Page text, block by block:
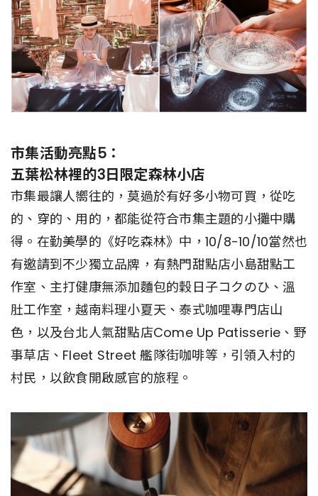
市集活動亮點5：
五葉松林裡的3日限定森林小店
市集最讓人嚮往的，莫過於有好多小物可買，從吃
的、穿的、用的，都能從符合市集主題的小攤中購
得。在勤美學的《好吃森林》中，10/8-10/10當然也
有邀請到不少獨立品牌，有熱門甜點店小島甜點工
作室、主打健康無添加麵包的穀日子コクのひ、溫
肚工作室，越南料理小夏天、泰式咖哩專門店山
色，以及台北人氣甜點店Come Up Patisserie、野
事草店、Fleet Street 艦隊街咖啡等，引領入村的
村民，以飲食開啟感官的旅程。